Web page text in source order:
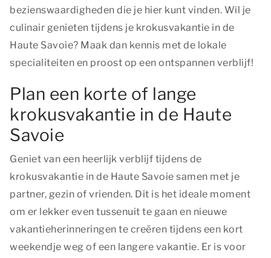
bezienswaardigheden die je hier kunt vinden. Wil je
culinair genieten tijdens je krokusvakantie in de
Haute Savoie? Maak dan kennis met de lokale
specialiteiten en proost op een ontspannen verblijf!
Plan een korte of lange
krokusvakantie in de Haute
Savoie
Geniet van een heerlijk verblijf tijdens de
krokusvakantie in de Haute Savoie samen met je
partner, gezin of vrienden. Dit is het ideale moment
om er lekker even tussenuit te gaan en nieuwe
vakantieherinneringen te creëren tijdens een kort
weekendje weg of een langere vakantie. Er is voor